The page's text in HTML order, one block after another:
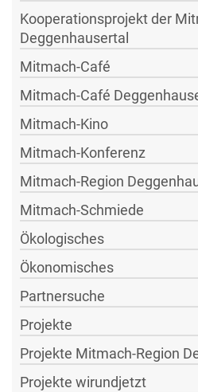
Kooperationsprojekt der
Deggenhausertal
Mitmach-Café
Mitmach-Café
Mitmach-Kino
Mitmach-Konferenz
Mitmach-Region
Mitmach-Schmiede
Ökologisches
Ökonomisches
Partnersuche
Projekte
Projekte Mitmach-Region
Projekte wirundjetzt